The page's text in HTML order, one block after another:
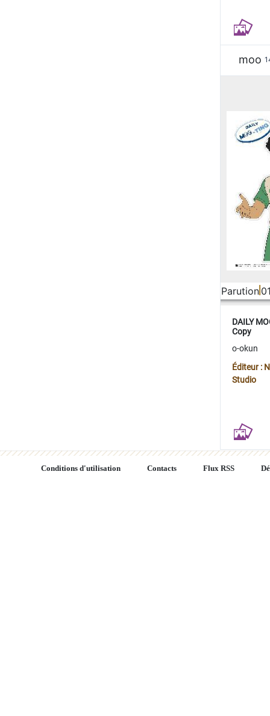
moo
Parution
DAILY
Copy
o-okun
Éditeur :
Studio
Conditions d'utilisation Contacts Flux RSS